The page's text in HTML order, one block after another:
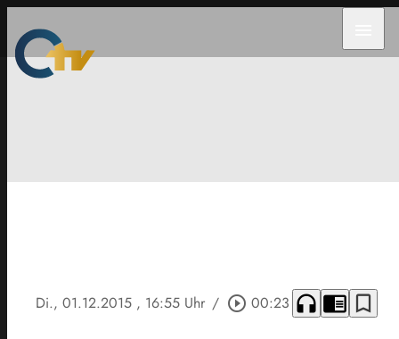
Di., 01.12.2015 , 16:55 Uhr / play_circle_outline 00:23 headphones chrome_reader_mode bookmark_border